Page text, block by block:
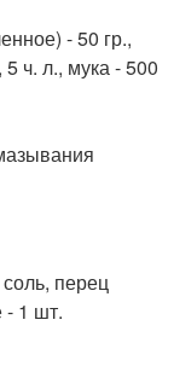
- 50 гр.,
ч. л., мука - 500
перец
- 1 шт.